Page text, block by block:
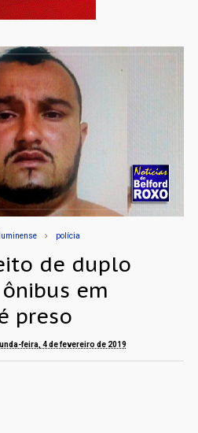
polícia
de duplo
em
preso
feira, 4 de fevereiro de 2019